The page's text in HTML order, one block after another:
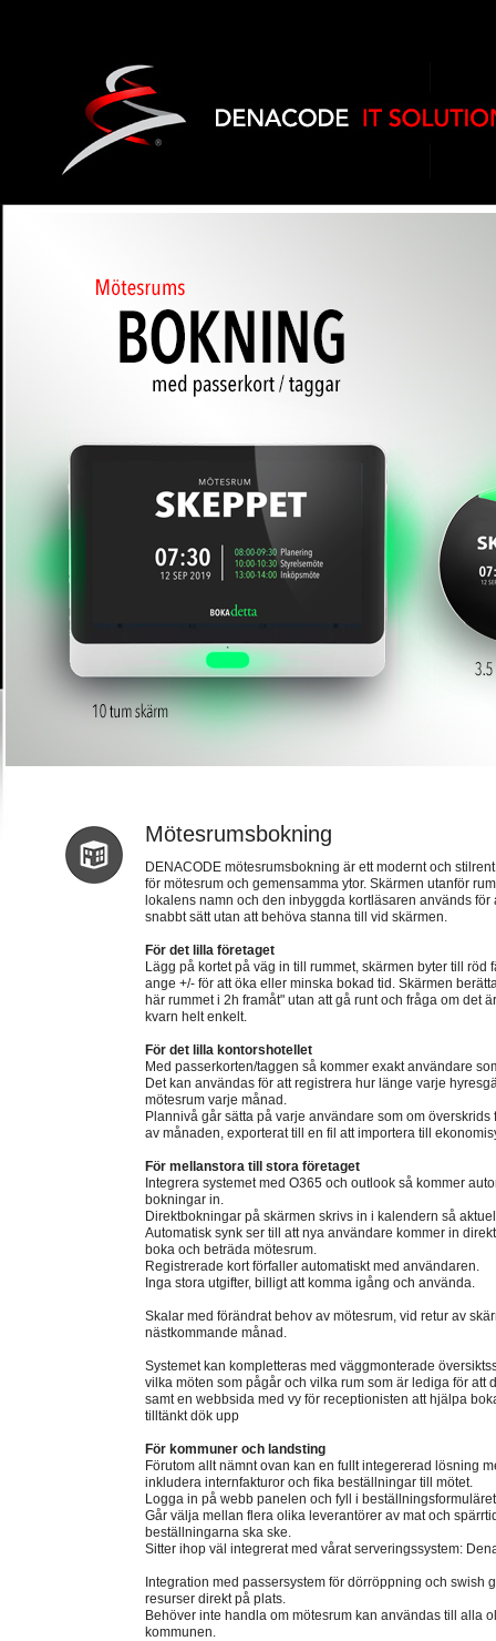
Mötesrumsbokning
DENACODE mötesrumsbokning är ett modernt och
för mötesrum och gemensamma ytor. Skärmen utanför
lokalens namn och den inbyggda kortläsaren används för
snabbt sätt utan att behöva stanna till vid skärmen.
För det lilla företaget
Lägg på kortet på väg in till rummet, skärmen byter till röd
ange +/- för att öka eller minska bokad tid. Skärmen
här rummet i 2h framåt" utan att gå runt och fråga om det
kvarn helt enkelt.
För det lilla kontorshotellet
Med passerkorten/taggen så kommer exakt användare
Det kan användas för att registrera hur länge varje
mötesrum varje månad.
Plannivå går sätta på varje användare som om
av månaden, exporterat till en fil att importera till
För mellanstora till stora företaget
Integrera systemet med O365 och outlook så kommer
bokningar in.
Direktbokningar på skärmen skrivs in i kalendern så
Automatisk synk ser till att nya användare kommer in
boka och beträda mötesrum.
Registrerade kort förfaller automatiskt med användaren.
Inga stora utgifter, billigt att komma igång och använda.
Skalar med förändrat behov av mötesrum, vid retur av
nästkommande månad.
Systemet kan kompletteras med väggmonterade
vilka möten som pågår och vilka rum som är lediga för att
samt en webbsida med vy för receptionisten att hjälpa
tilltänkt dök upp
För kommuner och landsting
Förutom allt nämnt ovan kan en fullt integererad lösning
inkludera internfakturor och fika beställningar till mötet.
Logga in på webb panelen och fyll i
Går välja mellan flera olika leverantörer av mat och
beställningarna ska ske.
Sitter ihop väl integrerat med vårat serveringssystem:
Integration med passersystem för dörröppning och swish
resurser direkt på plats.
Behöver inte handla om mötesrum kan användas till alla
kommunen.